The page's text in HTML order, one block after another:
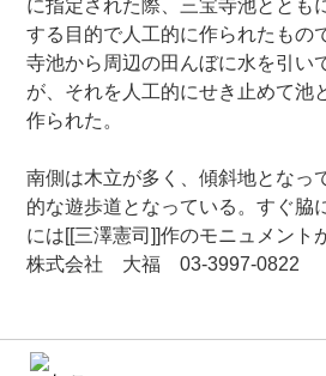
に指定された際、三宝寺池ととも
する目的で人工的に作られたもの
寺池から周辺の田んぼに水を引い
が、それを人工的にせき止めて池
作られた。
南側は木立が多く、傾斜地となっ
的な遊歩道となっている。すぐ脇
には[[三澤憲司]]作のモニュメント
株式会社 大福 03-3997-0822